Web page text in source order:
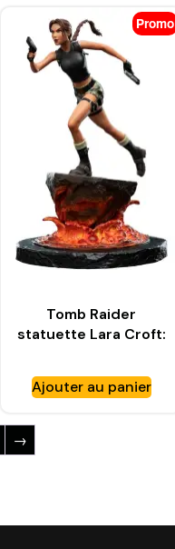
Promo
Tomb Raider
statuette Lara Croft:
Flame – WETA
WORKSHOP
Ajouter au panier
→